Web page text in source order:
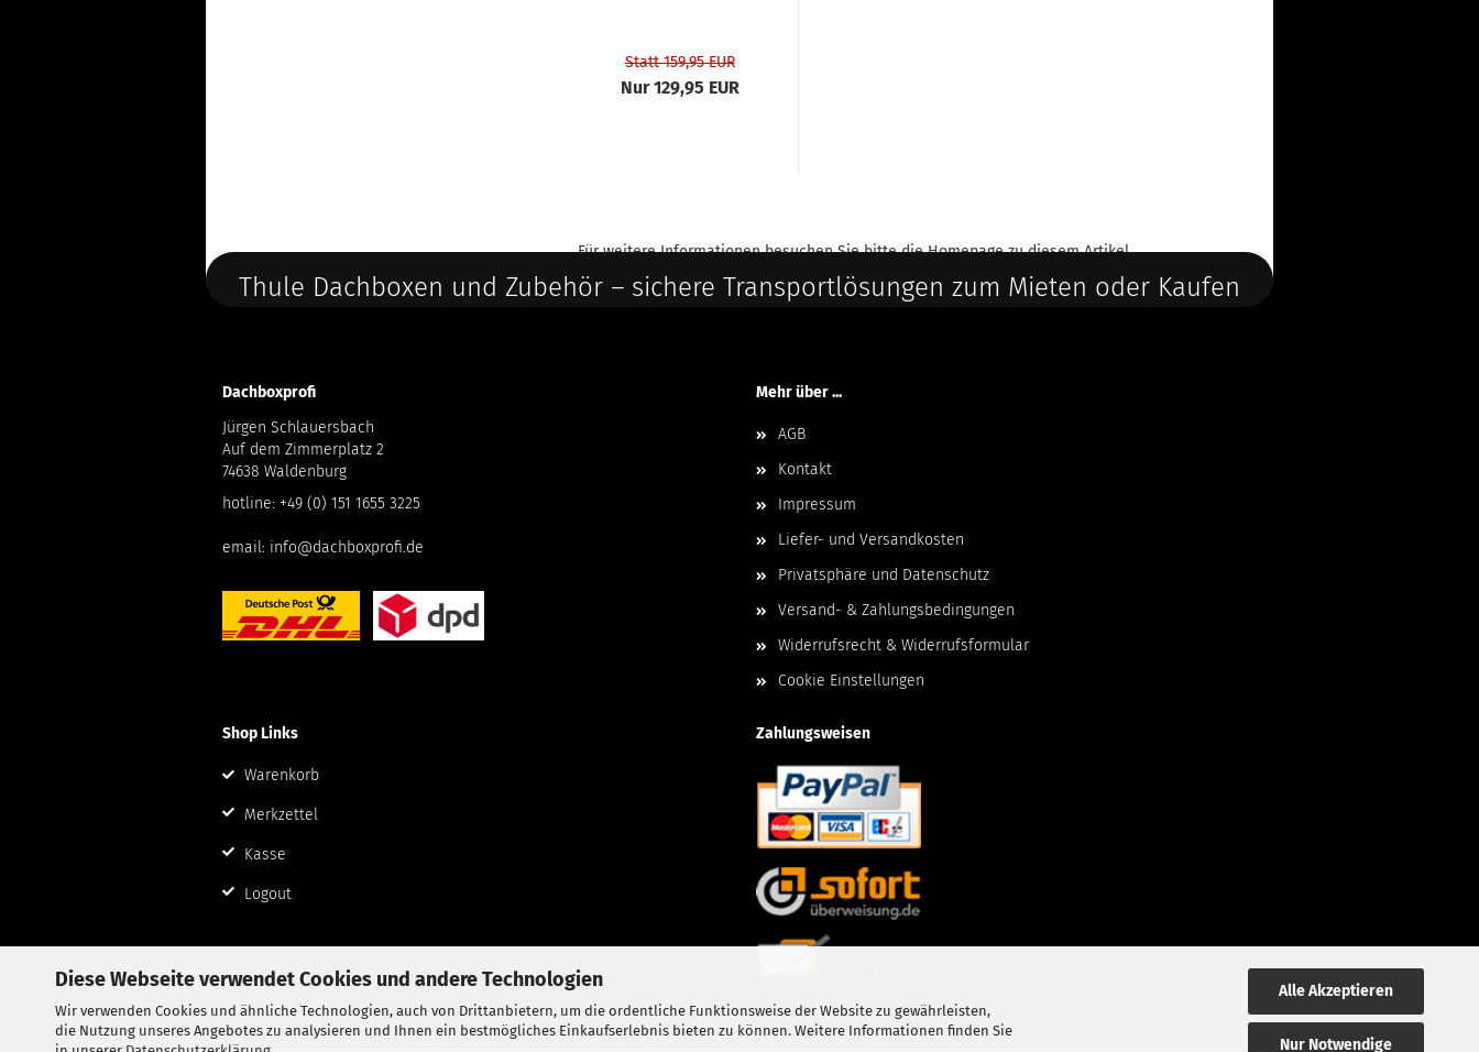
Diese Webseite verwendet Cookies und andere Technologien
Wir verwenden Cookies und ähnliche Technologien, auch von Drittanbietern, um die ordentliche Funktionsweise der Website zu gewährleisten,
die Nutzung unseres Angebotes zu analysieren und Ihnen ein bestmögliches Einkaufserlebnis bieten zu können. Weitere Informationen finden Sie
Alle Akzeptieren
Nur Notwendige
Statt 159,95 EUR
Nur 129,95 EUR
Für weitere Informationen besuchen Sie bitte dieHomepagezu diesem Artikel.
Thule Dachboxen und Zubehör – sichere Transportlösungen zum Mieten oder Kaufen
Dachboxprofi
Jürgen Schlauersbach
Auf dem Zimmerplatz 2
74638 Waldenburg
hotline: +49 (0) 151 1655 3225
email: info@dachboxprofi.de
Mehr über ...
AGB
Kontakt
Impressum
Liefer- und Versandkosten
Privatsphäre und Datenschutz
Versand- & Zahlungsbedingungen
Widerrufsrecht & Widerrufsformular
Cookie Einstellungen
Shop Links
Warenkorb
Merkzettel
Kasse
Logout
Zahlungsweisen